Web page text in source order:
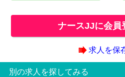
ナースJJに会員
求人を保
別の求人を探してみる